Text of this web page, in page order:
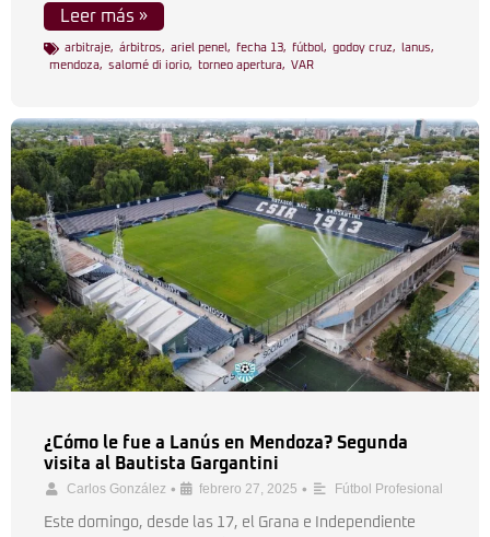
Leer más »
arbitraje, árbitros, ariel penel , fecha 13, fútbol , godoy cruz, lanus,
mendoza, salomé di iorio, torneo apertura, VAR
¿Cómo le fue a Lanús en Mendoza? Segunda
visita al Bautista Gargantini
Carlos González • febrero 27, 2025 • Fútbol Profesional
Este domingo, desde las 17, el Grana e Independiente